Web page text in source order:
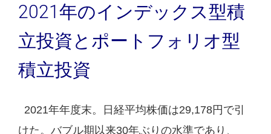
2021年のインデックス型積
立投資とポートフォリオ型
積立投資
2021年年度末。日経平均株価は29,178円で引
けた。バブル期以来30年ぶりの水準であり、